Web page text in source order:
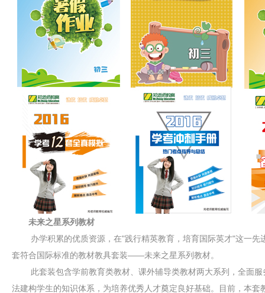
未来之星系列教材
办学积累的优质资源，在"践行精英教育，培育国际英才"这一先
套符合国际标准的教材教具套装——未来之星系列教材。
此套装包含学前教育类教材、课外辅导类教材两大系列，全面服
法建构学生的知识体系，为培养优秀人才奠定良好基础。目前，本